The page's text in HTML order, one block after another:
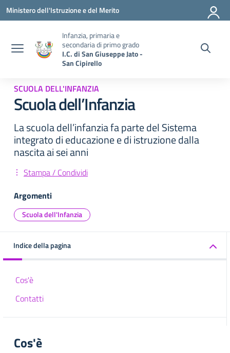
Vai ai contenuti
Vai al menu di navigazione
Vai al footer
Ministero dell'Istruzione e del Merito
Infanzia, primaria e
secondaria di primo grado
I.C. di San Giuseppe Jato -
San Cipirello
SCUOLA DELL'INFANZIA
Scuola dell’Infanzia
La scuola dell’infanzia fa parte del Sistema
integrato di educazione e di istruzione dalla
nascita ai sei anni
Stampa / Condividi
Argomenti
Scuola dell'Infanzia
Indice della pagina
Cos'è
Contatti
Cos'è